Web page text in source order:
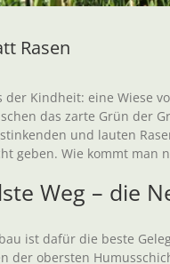
Rasen
der Kindheit: eine Wiese
das zarte Grün der
und lauten
geben. Wie kommt man
Weg – die
ist dafür die beste
der obersten